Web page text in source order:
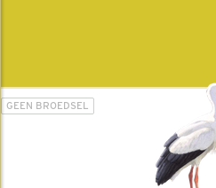
GEEN BROEDSEL